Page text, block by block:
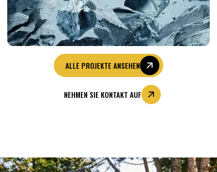
ALLE PROJEKTE ANSEHEN
NEHMEN SIE KONTAKT AUF